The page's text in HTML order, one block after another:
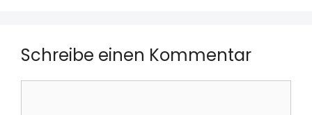
Schreibe einen Kommentar